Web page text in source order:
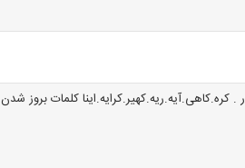
. کره.کاهی.آیه.ریه.کهیر.کرایه.اینا کلمات بروز شدن